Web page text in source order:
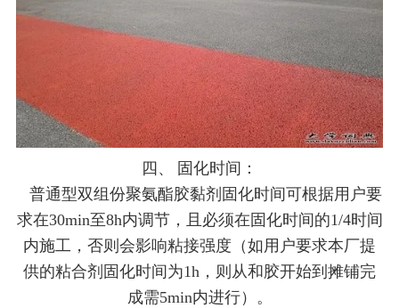
四、 固化时间：
普通型双组份聚氨酯胶黏剂固化时间可根据用户要
求在30min至8h内调节，且必须在固化时间的1/4时间
内施工，否则会影响粘接强度（如用户要求本厂提
供的粘合剂固化时间为1h，则从和胶开始到摊铺完
成需5min内进行）。